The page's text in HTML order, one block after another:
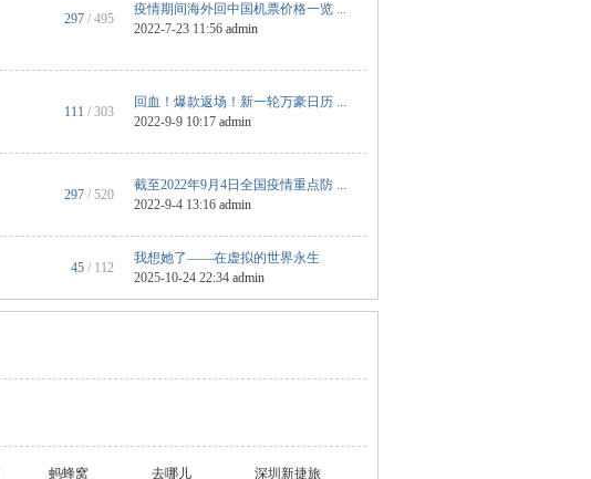
297 / 495
疫情期间海外回中国机票价格一览 ...
2022-7-23 11:56 admin
111 / 303
回血！爆款返场！新一轮万豪日历 ...
2022-9-9 10:17 admin
297 / 520
截至2022年9月4日全国疫情重点防 ...
2022-9-4 13:16 admin
45 / 112
我想她了——在虚拟的世界永生
2025-10-24 22:34 admin
蚂蜂窝 去哪儿 深圳新捷旅